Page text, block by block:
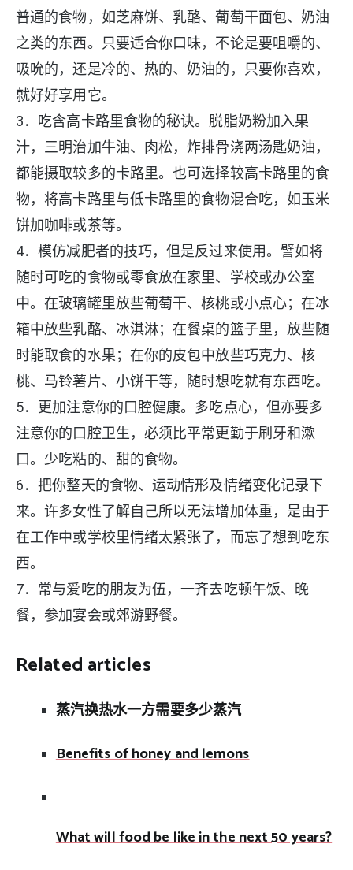
普通的食物，如芝麻饼、乳酪、葡萄干面包、奶油
之类的东西。只要适合你口味，不论是要咀嚼的、
吸吮的，还是冷的、热的、奶油的，只要你喜欢，
就好好享用它。
3．吃含高卡路里食物的秘诀。脱脂奶粉加入果
汁，三明治加牛油、肉松，炸排骨浇两汤匙奶油，
都能摄取较多的卡路里。也可选择较高卡路里的食
物，将高卡路里与低卡路里的食物混合吃，如玉米
饼加咖啡或茶等。
4．模仿减肥者的技巧，但是反过来使用。譬如将
随时可吃的食物或零食放在家里、学校或办公室
中。在玻璃罐里放些葡萄干、核桃或小点心；在冰
箱中放些乳酪、冰淇淋；在餐桌的篮子里，放些随
时能取食的水果；在你的皮包中放些巧克力、核
桃、马铃薯片、小饼干等，随时想吃就有东西吃。
5．更加注意你的口腔健康。多吃点心，但亦要多
注意你的口腔卫生，必须比平常更勤于刷牙和漱
口。少吃粘的、甜的食物。
6．把你整天的食物、运动情形及情绪变化记录下
来。许多女性了解自己所以无法增加体重，是由于
在工作中或学校里情绪太紧张了，而忘了想到吃东
西。
7．常与爱吃的朋友为伍，一齐去吃顿午饭、晚
餐，参加宴会或郊游野餐。
Related articles
蒸汽换热水一方需要多少蒸汽
Benefits of honey and lemons
What will food be like in the next 50 years?